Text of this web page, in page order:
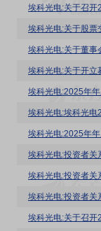
埃科光电:关于召开
埃科光电:关于股票
埃科光电:关于董事
埃科光电:关于开立
埃科光电:2025年
埃科光电:埃科光
埃科光电:2025年
埃科光电:投资者
埃科光电:投资者
埃科光电:投资者
埃科光电:关于召开